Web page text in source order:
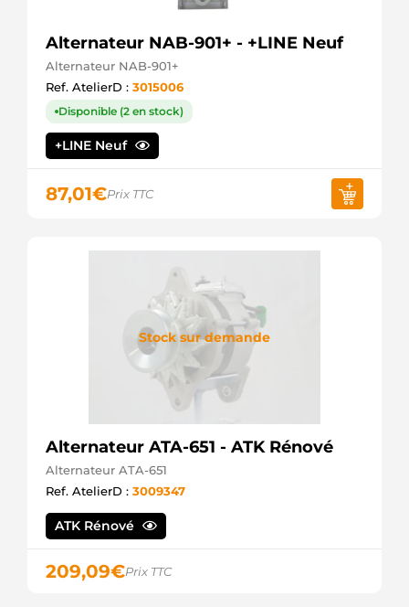
Alternateur NAB-901+ - +LINE Neuf
Alternateur NAB-901+
Ref. AtelierD : 3015006
Disponible (2 en stock)
+LINE Neuf
87,01€Prix TTC
Stock sur demande
Alternateur ATA-651 - ATK Rénové
Alternateur ATA-651
Ref. AtelierD : 3009347
ATK Rénové
209,09€Prix TTC